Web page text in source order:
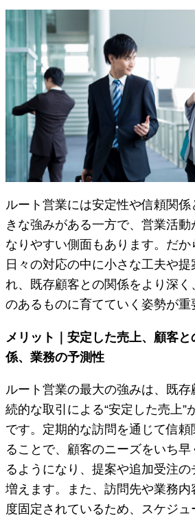
ルート営業には安定性や信頼関係
きな強みがある一方で、営業活動
なりやすい側面もあります。だか
日々の対応の中に小さな工夫や提
れ、既存顧客との関係をより深く
のあるものに育てていく姿勢が重
メリット｜安定した売上、顧客と
係、業務の予測性
ルート営業の最大の強みは、既存
続的な取引による“安定した売上”
です。定期的な訪問を通じて信頼
ることで、顧客のニーズをいち早
るようになり、提案や追加受注の
増えます。また、訪問先や業務内
度固定されているため、スケジュ